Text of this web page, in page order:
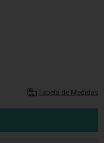
Tabela de Medidas